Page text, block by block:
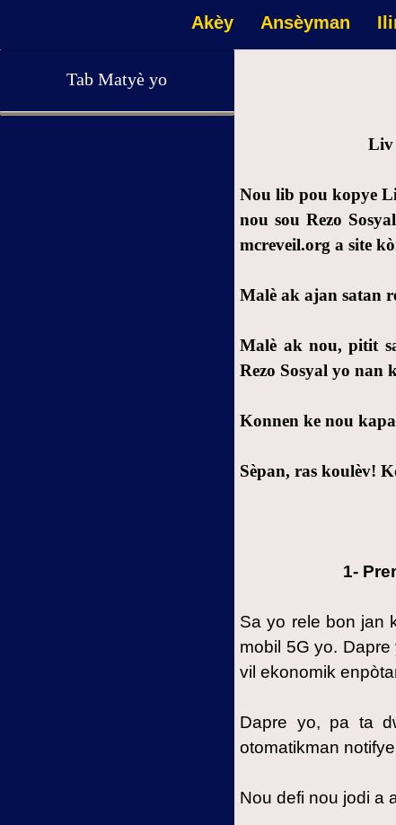
Akèy Ansèyman
Tab Matyè yo
Liv
Nou lib pou kopye
nou sou Rezo
mcreveil.org a site
Malè ak ajan satan
Malè ak nou, pitit
Rezo Sosyal yo nan
Konnen ke nou
Sèpan, ras koulèv!
1-
Sa yo rele bon jan
mobil 5G yo.
vil ekonomik
Dapre yo, pa ta
otomatikman
Nou defi nou jodi a